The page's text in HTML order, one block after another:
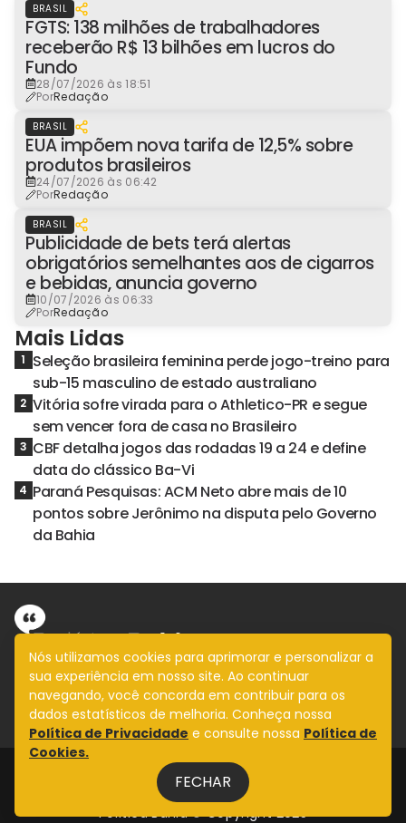
BRASIL
FGTS: 138 milhões de trabalhadores
receberão R$ 13 bilhões em lucros do
Fundo
28/07/2026 às 18:51
PorRedação
BRASIL
EUA impõem nova tarifa de 12,5% sobre
produtos brasileiros
24/07/2026 às 06:42
PorRedação
BRASIL
Publicidade de bets terá alertas
obrigatórios semelhantes aos de cigarros
e bebidas, anuncia governo
10/07/2026 às 06:33
PorRedação
Mais Lidas
1 Seleção brasileira feminina perde jogo-treino para
sub-15 masculino de estado australiano
2 Vitória sofre virada para o Athletico-PR e segue
sem vencer fora de casa no Brasileiro
3 CBF detalha jogos das rodadas 19 a 24 e define
data do clássico Ba-Vi
4 Paraná Pesquisas: ACM Neto abre mais de 10
pontos sobre Jerônimo na disputa pelo Governo
da Bahia
Informação com imparcialidade
SIGA
Política Bahia © Copyright 2025
Design by NVGO
Fale Conosco
Nós utilizamos cookies para aprimorar e personalizar a
sua experiência em nosso site. Ao continuar
navegando, você concorda em contribuir para os
dados estatísticos de melhoria. Conheça nossa
Política de Privacidade e consulte nossa Política de
Cookies.
FECHAR